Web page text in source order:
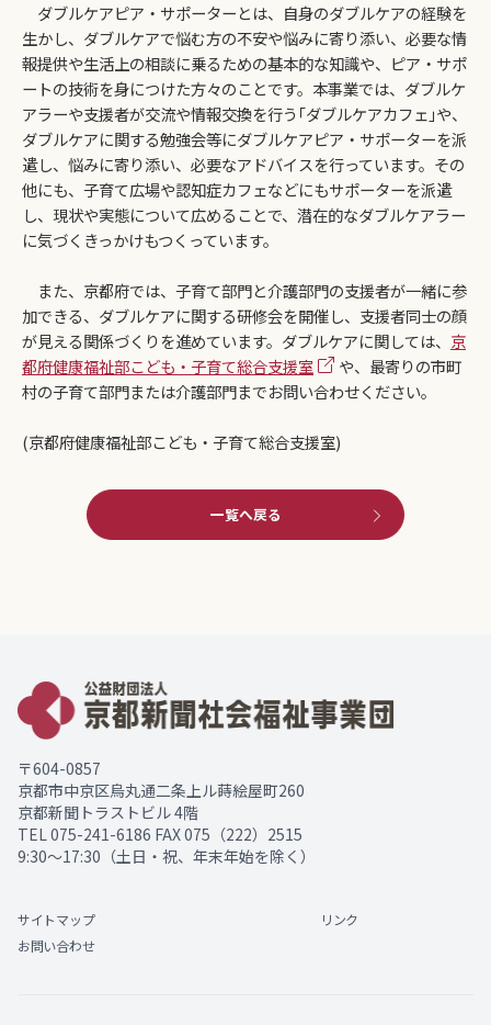
ダブルケアピア・サポーターとは、自身のダブルケアの経験を
生かし、ダブルケアで悩む方の不安や悩みに寄り添い、必要な情
報提供や生活上の相談に乗るための基本的な知識や、ピア・サポ
ートの技術を身につけた方々のことです。本事業では、ダブルケ
アラーや支援者が交流や情報交換を行う｢ダブルケアカフェ｣や、
ダブルケアに関する勉強会等にダブルケアピア・サポーターを派
遣し、悩みに寄り添い、必要なアドバイスを行っています。その
他にも、子育て広場や認知症カフェなどにもサポーターを派遣
し、現状や実態について広めることで、潜在的なダブルケアラー
に気づくきっかけもつくっています。
また、京都府では、子育て部門と介護部門の支援者が一緒に参
加できる、ダブルケアに関する研修会を開催し、支援者同士の顔
が見える関係づくりを進めています。ダブルケアに関しては、 京
都府健康福祉部こども・子育て総合支援室
や、最寄りの市町
村の子育て部門または介護部門までお問い合わせください。
(京都府健康福祉部こども・子育て総合支援室)
一覧へ戻る
〒604-0857
京都市中京区烏丸通二条上ル蒔絵屋町260
京都新聞トラストビル 4階
TEL 075-241-6186 FAX 075（222）2515
9:30～17:30（土日・祝、年末年始を除く）
サイトマップ
リンク
お問い合わせ